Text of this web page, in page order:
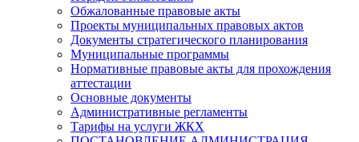
Обжалованные правовые акты
Проекты муниципальных правовых актов
Документы стратегического планирования
Муниципальные программы
Нормативные правовые акты для прохождения
аттестации
Основные документы
Административные регламенты
Тарифы на услуги ЖКХ